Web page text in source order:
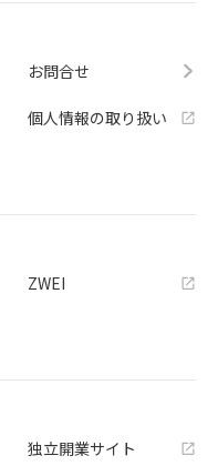
お問合せ
個人情報の取り扱い
ZWEI
独立開業サイト